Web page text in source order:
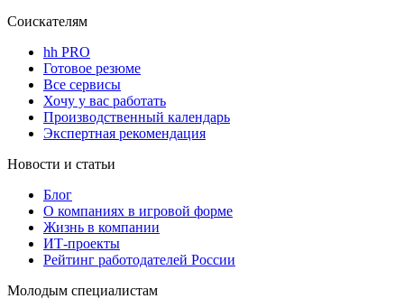
Соискателям
hh PRO
Готовое резюме
Все сервисы
Хочу у вас работать
Производственный календарь
Экспертная рекомендация
Новости и статьи
Блог
О компаниях в игровой форме
Жизнь в компании
ИТ-проекты
Рейтинг работодателей России
Молодым специалистам